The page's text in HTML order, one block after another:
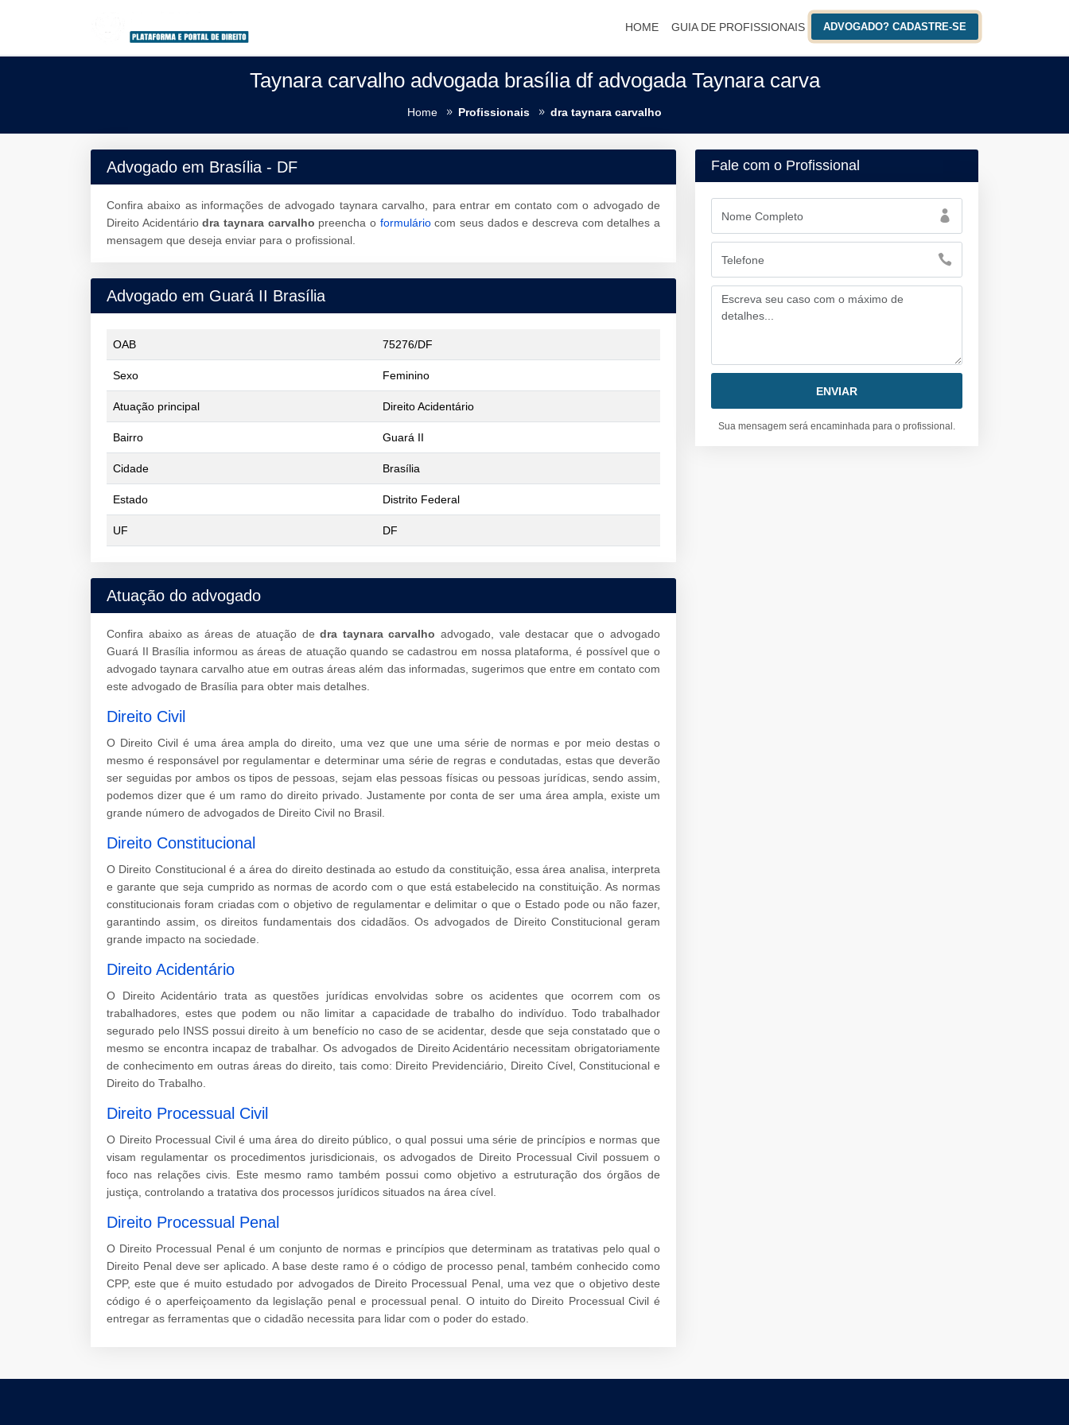
HOME GUIA DE PROFISSIONAIS ADVOGADO? CADASTRE-SE
Taynara carvalho advogada brasília df advogada Taynara carva
Home Profissionais dra taynara carvalho
Advogado em Brasília - DF
Confira abaixo as informações de advogado taynara carvalho, para entrar em contato com o advogado de
Direito Acidentáriodra taynara carvalho preencha o formuláriocom seus dados e descreva com detalhes a
mensagem que deseja enviar para o profissional.
Advogado em Guará II Brasília
OAB 75276/DF
Sexo Feminino
Atuação principal Direito Acidentário
Bairro Guará II
Cidade Brasília
Estado Distrito Federal
UF DF
Atuação do advogado
Confira abaixo as áreas de atuação dedra taynara carvalho advogado, vale destacar que o advogado
Guará II Brasília informou as áreas de atuação quando se cadastrou em nossa plataforma, é possível que o
advogado taynara carvalho atue em outras áreas além das informadas, sugerimos que entre em contato com
este advogado de Brasília para obter mais detalhes.
Direito Civil
O Direito Civil é uma área ampla do direito, uma vez que une uma série de normas e por meio destas o
mesmo é responsável por regulamentar e determinar uma série de regras e condutadas, estas que deverão
ser seguidas por ambos os tipos de pessoas, sejam elas pessoas físicas ou pessoas jurídicas, sendo assim,
podemos dizer que é um ramo do direito privado. Justamente por conta de ser uma área ampla, existe um
grande número de advogados de Direito Civil no Brasil.
Direito Constitucional
O Direito Constitucional é a área do direito destinada ao estudo da constituição, essa área analisa, interpreta
e garante que seja cumprido as normas de acordo com o que está estabelecido na constituição. As normas
constitucionais foram criadas com o objetivo de regulamentar e delimitar o que o Estado pode ou não fazer,
garantindo assim, os direitos fundamentais dos cidadãos. Os advogados de Direito Constitucional geram
grande impacto na sociedade.
Direito Acidentário
O Direito Acidentário trata as questões jurídicas envolvidas sobre os acidentes que ocorrem com os
trabalhadores, estes que podem ou não limitar a capacidade de trabalho do indivíduo. Todo trabalhador
segurado pelo INSS possui direito à um benefício no caso de se acidentar, desde que seja constatado que o
mesmo se encontra incapaz de trabalhar. Os advogados de Direito Acidentário necessitam obrigatoriamente
de conhecimento em outras áreas do direito, tais como: Direito Previdenciário, Direito Cível, Constitucional e
Direito do Trabalho.
Direito Processual Civil
O Direito Processual Civil é uma área do direito público, o qual possui uma série de princípios e normas que
visam regulamentar os procedimentos jurisdicionais, os advogados de Direito Processual Civil possuem o
foco nas relações civis. Este mesmo ramo também possui como objetivo a estruturação dos órgãos de
justiça, controlando a tratativa dos processos jurídicos situados na área cível.
Direito Processual Penal
O Direito Processual Penal é um conjunto de normas e princípios que determinam as tratativas pelo qual o
Direito Penal deve ser aplicado. A base deste ramo é o código de processo penal, também conhecido como
CPP, este que é muito estudado por advogados de Direito Processual Penal, uma vez que o objetivo deste
código é o aperfeiçoamento da legislação penal e processual penal. O intuito do Direito Processual Civil é
entregar as ferramentas que o cidadão necessita para lidar com o poder do estado.
Fale com o Profissional
Sua mensagem será encaminhada para o profissional.